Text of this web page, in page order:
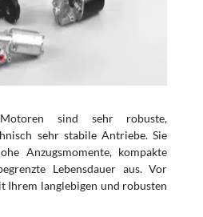
Motoren sind sehr robuste,
sehr stabile Antriebe. Sie
Anzugsmomente, kompakte
Lebensdauer aus. Vor
Ihrem langlebigen und robusten